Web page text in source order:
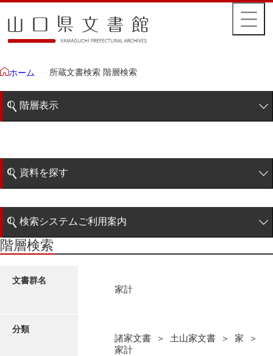
ホーム 所蔵文書検索 階層検索
階層表示
藩政文書
特定歴史公文書
諸家文書
資料を探す
階層検索
検索システムご利用案内
検索システムの利用について
更新履歴
階層検索
文書群名
家計
分類
諸家文書 ＞ 土山家文書 ＞ 家 ＞
家計